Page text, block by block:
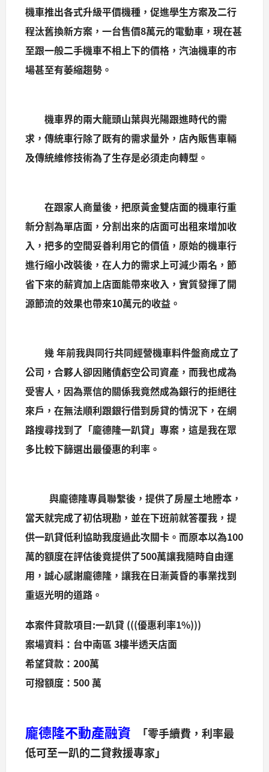
機車推出各式升級平價機種，促進學生方案及二行
程汰舊換新方案，一台售價8萬元的電動車，現在甚
至跟一般二手機車不相上下的價格，汽油機車的市
場甚至有萎縮趨勢。
機車界的兩大龍頭山葉與光陽跟進時代的需
求，傳統車行除了既有的需求量外，店內販售車輛
及傳統維修技術為了生存是必須走向轉型。
在跟家人商量後，把原黃金雙店面的機車行重
新分割為單店面，分割出來的店面可出租來增加收
入，把多的空間妥善利用它的價值，原始的機車行
進行縮小改裝後，在人力的需求上可減少兩名，節
省下來的薪資加上店面能帶來收入，實質發揮了開
源節流的效果也帶來10萬元的收益。
幾 年前我與同行共同經營機車料件盤商成立了
公司，合夥人卻因賭債虧空公司資產，而我也成為
受害人，因為票信的關係我竟然成為銀行的拒絕往
來戶，在無法順利跟銀行借到房貸的情況下，在網
路搜尋找到了「龐德隆一趴貸」專案，這是我在眾
多比較下篩選出最優惠的利率。
與龐德隆專員聯繫後，提供了房屋土地謄本，
當天就完成了初估現勘，並在下班前就答覆我，提
供一趴貸低利協助我度過此次關卡。而原本以為100
萬的額度在評估後竟提供了500萬讓我隨時自由運
用，誠心感謝龐德隆，讓我在日漸黃昏的事業找到
重返光明的道路。
本案件貸款項目:一趴貸 (((優惠利率1%)))
案場資料：台中南區 3樓半透天店面
希望貸款：200萬
可撥額度：500 萬
龐德隆不動產融資
「零手續費，利率最
低可至一趴的二貸救援專家」